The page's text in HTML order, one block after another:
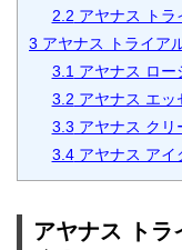
2.2 アヤナス トラ
3 アヤナス トライア
3.1 アヤナス ロー
3.2 アヤナス エッ
3.3 アヤナス クリ
3.4アヤナス アイ
アヤナス トラ